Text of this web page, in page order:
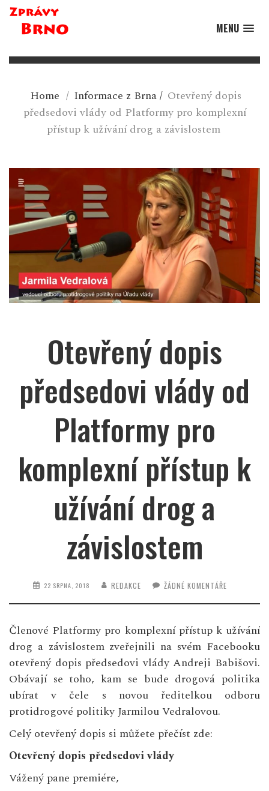
MENU
Home / Informace z Brna/ Otevřený dopis
předsedovi vlády od Platformy pro komplexní
přístup k užívání drog a závislostem
Otevřený dopis
předsedovi vlády od
Platformy pro
komplexní přístup k
užívání drog a
závislostem
22 SRPNA, 2018 REDAKCE ŽÁDNÉ KOMENTÁŘE
Členové Platformy pro komplexní přístup k užívání
drog a závislostem zveřejnili na svém Facebooku
otevřený dopis předsedovi vlády Andreji Babišovi.
Obávají se toho, kam se bude drogová politika
ubírat v čele s novou ředitelkou odboru
protidrogové politiky Jarmilou Vedralovou.
Celý otevřený dopis si můžete přečíst zde:
Otevřený dopis předsedovi vlády
Vážený pane premiére,